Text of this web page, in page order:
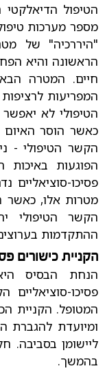
הטיפול הדיאלקטי
מספר מערכות
"היררכיה" של
הראשונה והיא
חיים. המטרה
המפריעות
הטיפולי לא
כאשר הוסר
הקשר הטיפולי -
הפוגעות באיכות
פסיכו-סוציאליים
מטרות אלו, כאשר
הקשר הטיפולי
ההתקדמות
הקניית כישורים
הנחת הבסיס
פסיכו-
המטופל. הקניית
ומיועדת להגברת
ליישומן בסביבה.
בהמשך.